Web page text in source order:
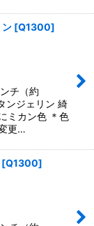
[Q1300]
チ（約
ジェリン 綺
ミカン色 ＊色
更…
[Q1300]